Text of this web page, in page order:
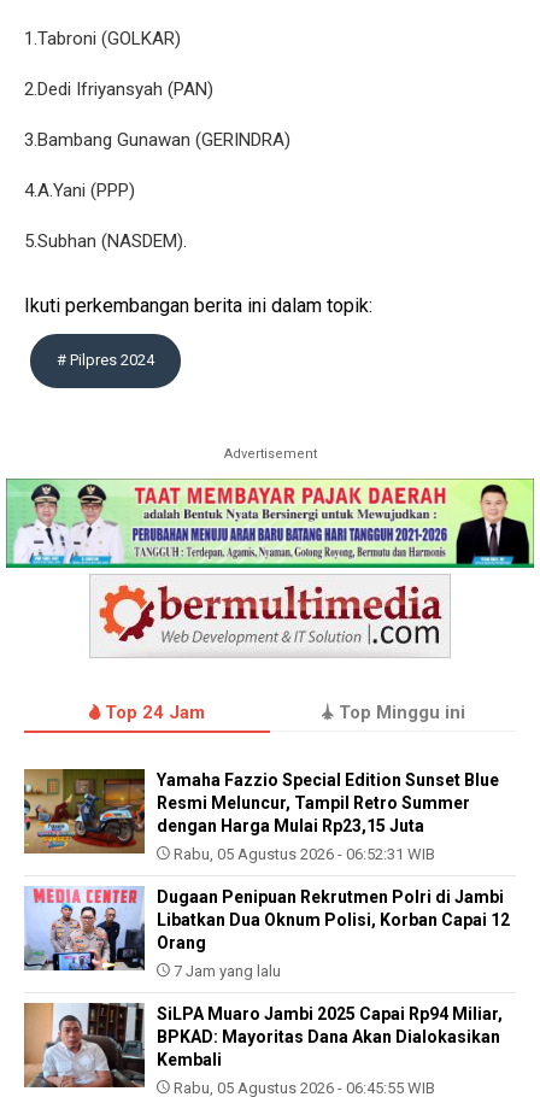
1.Tabroni (GOLKAR)
2.Dedi Ifriyansyah (PAN)
3.Bambang Gunawan (GERINDRA)
4.A.Yani (PPP)
5.Subhan (NASDEM).
Ikuti perkembangan berita ini dalam topik:
# Pilpres 2024
Advertisement
Top 24 Jam Top Minggu ini
Yamaha Fazzio Special Edition Sunset Blue
Resmi Meluncur, Tampil Retro Summer
dengan Harga Mulai Rp23,15 Juta
Rabu, 05 Agustus 2026 - 06:52:31 WIB
Dugaan Penipuan Rekrutmen Polri di Jambi
Libatkan Dua Oknum Polisi, Korban Capai 12
Orang
7 Jam yang lalu
SiLPA Muaro Jambi 2025 Capai Rp94 Miliar,
BPKAD: Mayoritas Dana Akan Dialokasikan
Kembali
Rabu, 05 Agustus 2026 - 06:45:55 WIB